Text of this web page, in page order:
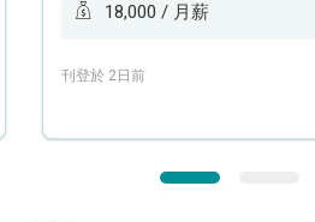
18,000 / 月薪
刊登於 2日前